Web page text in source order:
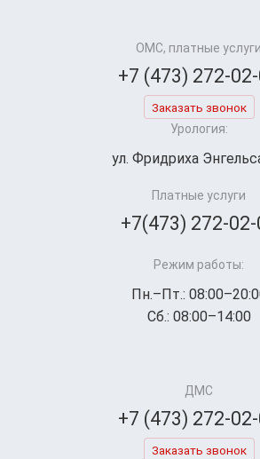
ОМС, платные услуги
+7 (473) 272-
Заказать звонок
Урология:
ул. Фридриха
Платные услуги
+7(473) 272-02-
Режим работы:
Пн.–Пт.:
Сб.: 08:00–14:00
ДМС
+7 (473) 272-
Заказать звонок